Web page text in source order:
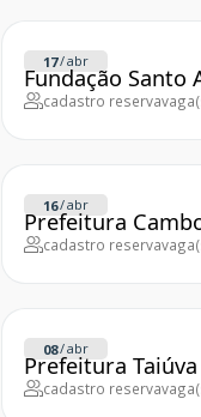
17/abr
Fundação Santo
cadastro reserva
16/abr
Prefeitura
cadastro reserva
08/abr
Prefeitura
cadastro reserva